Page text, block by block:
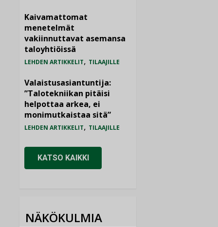
Kaivamattomat
menetelmät
vakiinnuttavat asemansa
taloyhtiöissä
LEHDEN ARTIKKELIT, TILAAJILLE
Valaistusasiantuntija:
”Talotekniikan pitäisi
helpottaa arkea, ei
monimutkaistaa sitä”
LEHDEN ARTIKKELIT, TILAAJILLE
KATSO KAIKKI
NÄKÖKULMIA